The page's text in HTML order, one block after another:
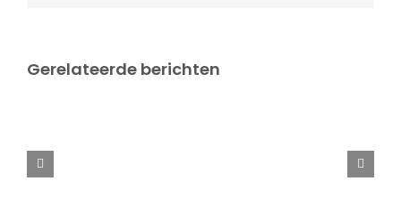
Gerelateerde berichten